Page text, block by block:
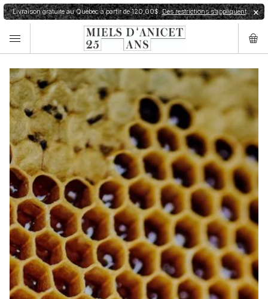
✕
Livraison gratuite au Québec à partir de 120,00$.Des restrictions s’appliquent